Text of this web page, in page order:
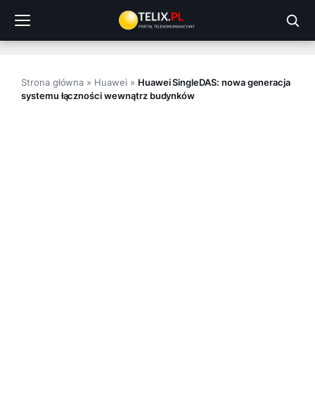
treści
Strona główna » Huawei » Huawei SingleDAS: nowa generacja
systemu łączności wewnątrz budynków